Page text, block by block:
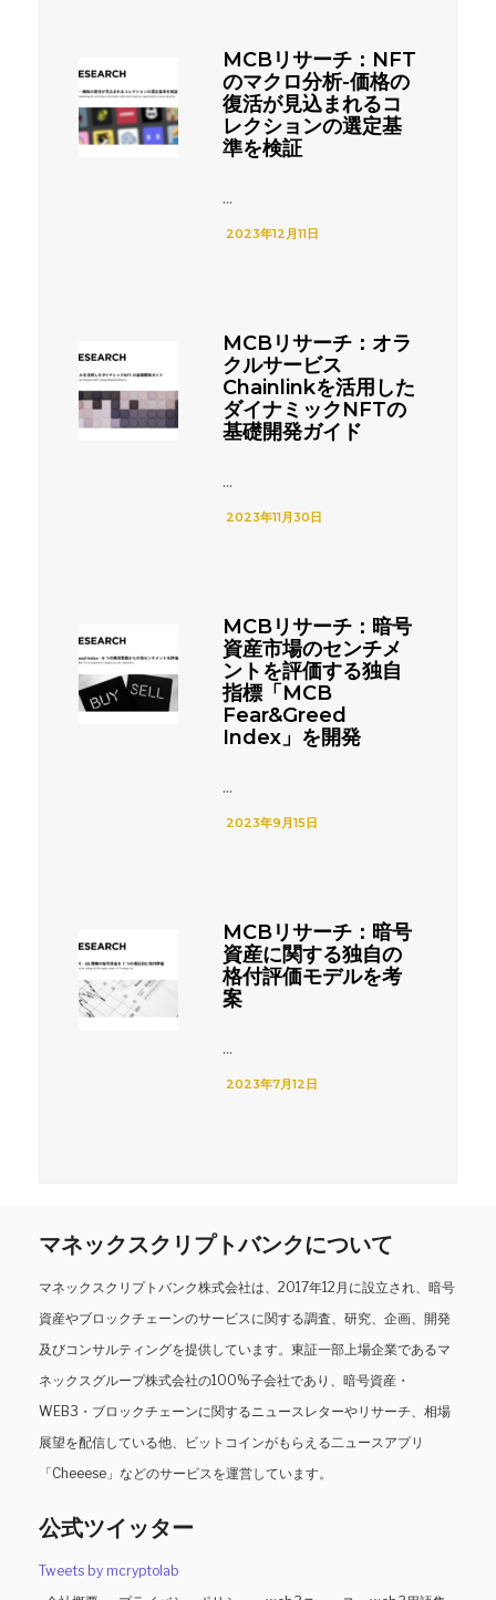
MCBリサーチ：NFT
のマクロ分析-価格の
復活が見込まれるコ
レクションの選定基
準を検証
...
2023年12月11日
MCBリサーチ：オラ
クルサービス
Chainlinkを活用した
ダイナミックNFTの
基礎開発ガイド
...
2023年11月30日
MCBリサーチ：暗号
資産市場のセンチメ
ントを評価する独自
指標「MCB
Fear&Greed
Index」を開発
...
2023年9月15日
MCBリサーチ：暗号
資産に関する独自の
格付評価モデルを考
案
...
2023年7月12日
マネックスクリプトバンクについて
マネックスクリプトバンク株式会社は、2017年12月に設立され、暗号
資産やブロックチェーンのサービスに関する調査、研究、企画、開発
及びコンサルティングを提供しています。東証一部上場企業であるマ
ネックスグループ株式会社の100%子会社であり、暗号資産・
WEB3・ブロックチェーンに関するニュースレターやリサーチ、相場
展望を配信している他、ビットコインがもらえる二ュースアプリ
「Cheeese」などのサービスを運営しています。
公式ツイッター
Tweets by mcryptolab